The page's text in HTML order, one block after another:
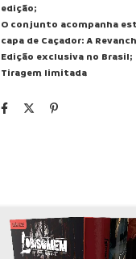
edição;
O conjunto acompanha
capa de Caçador: A
Edição exclusiva no Brasil;
Tiragem limitada